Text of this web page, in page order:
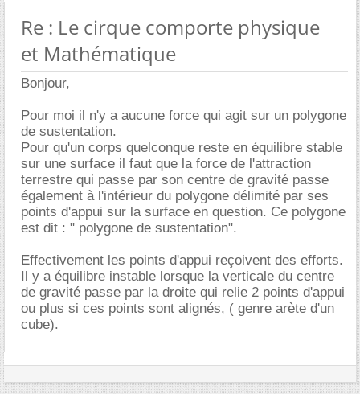
Re : Le cirque comporte physique
et Mathématique
Bonjour,
Pour moi il n'y a aucune force qui agit sur un polygone
de sustentation.
Pour qu'un corps quelconque reste en équilibre stable
sur une surface il faut que la force de l'attraction
terrestre qui passe par son centre de gravité passe
également à l'intérieur du polygone délimité par ses
points d'appui sur la surface en question. Ce polygone
est dit : " polygone de sustentation".
Effectivement les points d'appui reçoivent des efforts.
Il y a équilibre instable lorsque la verticale du centre
de gravité passe par la droite qui relie 2 points d'appui
ou plus si ces points sont alignés, ( genre arète d'un
cube).